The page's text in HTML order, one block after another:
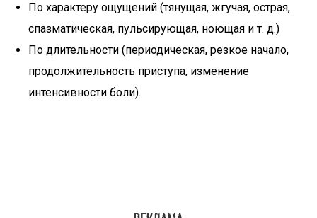
По характеру ощущений (тянущая, жгучая, острая,
спазматическая, пульсирующая, ноющая и т. д.)
По длительности (периодическая, резкое начало,
продолжительность приступа, изменение
интенсивности боли).